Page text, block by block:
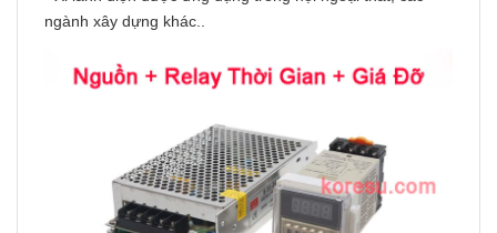
ngành xây dựng khác..